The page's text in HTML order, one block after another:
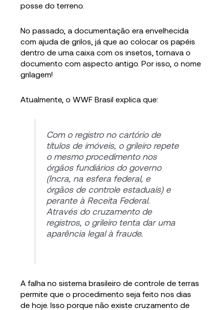
posse do terreno.
No passado, a documentação era envelhecida
com ajuda de grilos, já que ao colocar os papéis
dentro de uma caixa com os insetos, tornava o
documento com aspecto antigo. Por isso, o nome
grilagem!
Atualmente, o WWF Brasil explica que:
Com o registro no cartório de
títulos de imóveis, o grileiro repete
o mesmo procedimento nos
órgãos fundiários do governo
(Incra, na esfera federal, e
órgãos de controle estaduais) e
perante à Receita Federal.
Através do cruzamento de
registros, o grileiro tenta dar uma
aparência legal à fraude.
A falha no sistema brasileiro de controle de terras
permite que o procedimento seja feito nos dias
de hoje. Isso porque não existe cruzamento de